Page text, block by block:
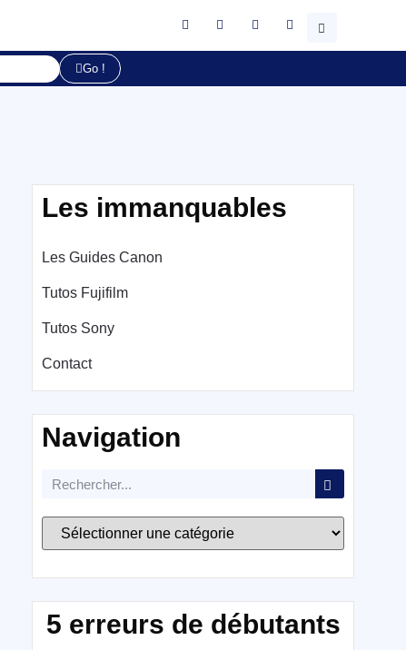
Go !
Les immanquables
Les Guides Canon
Tutos Fujifilm
Tutos Sony
Contact
Navigation
5 erreurs de débutants